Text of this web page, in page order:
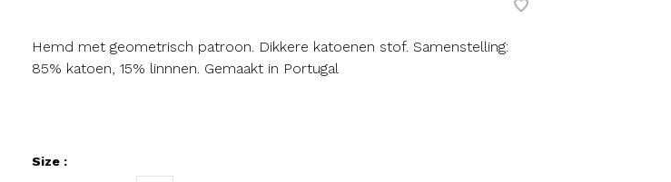
Hemd met geometrisch patroon. Dikkere katoenen stof. Samenstelling:
85% katoen, 15% linnnen. Gemaakt in Portugal
Size :